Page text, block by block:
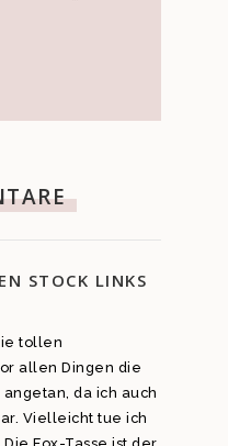
STOCK LINKS
tollen
allen Dingen die
da ich auch
Vielleicht tue ich